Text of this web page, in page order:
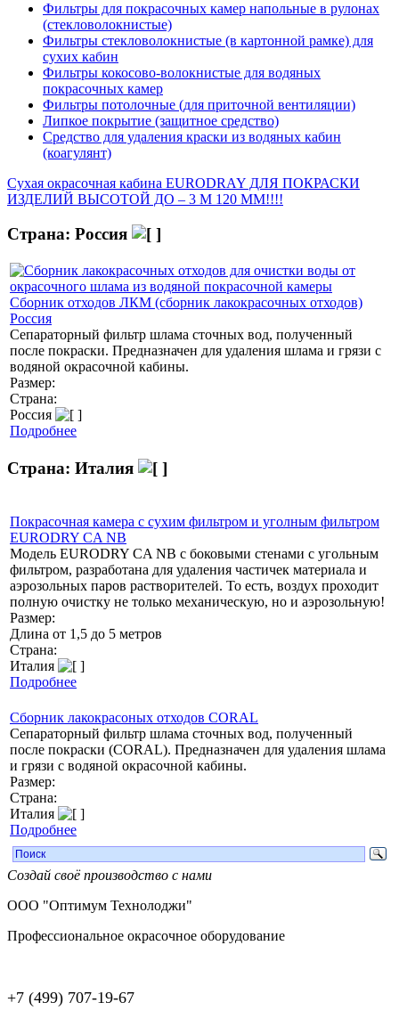
Фильтры для покрасочных камер напольные в рулонах
(стекловолокнистые)
Фильтры стекловолокнистые (в картонной рамке) для
сухих кабин
Фильтры кокосово-волокнистые для водяных
покрасочных камер
Фильтры потолочные (для приточной вентиляции)
Липкое покрытие (защитное средство)
Средство для удаления краски из водяных кабин
(коагулянт)
Сухая окрасочная кабина EURODRAY ДЛЯ ПОКРАСКИ
ИЗДЕЛИЙ ВЫСОТОЙ ДО – 3 М 120 ММ!!!!
Страна: Россия
Сборник отходов ЛКМ (сборник лакокрасочных отходов)
Россия
Сепараторный фильтр шлама сточных вод, полученный
после покраски. Предназначен для удаления шлама и грязи с
водяной окрасочной кабины.
Размер:
Страна:
Россия
Подробнее
Страна: Италия
Покрасочная камера с сухим фильтром и уголным фильтром
EURODRY CA NB
Модель EURODRY CA NB с боковыми стенами с угольным
фильтром, разработана для удаления частичек материала и
аэрозольных паров растворителей. То есть, воздух проходит
полную очистку не только механическую, но и аэрозольную!
Размер:
Длина от 1,5 до 5 метров
Страна:
Италия
Подробнее
Сборник лакокрасоных отходов CORAL
Сепараторный фильтр шлама сточных вод, полученный
после покраски (CORAL). Предназначен для удаления шлама
и грязи с водяной окрасочной кабины.
Размер:
Страна:
Италия
Подробнее
Создай своё производство с нами
ООО "Оптимум Технолоджи"
Профессиональное окрасочное оборудование
+7 (499) 707-19-67